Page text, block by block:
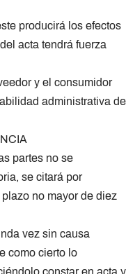
producirá los efectos
acta tendrá fuerza
y el consumidor
administrativa de
partes no se
se citará por
no mayor de diez
vez sin causa
como cierto lo
constar en acta y